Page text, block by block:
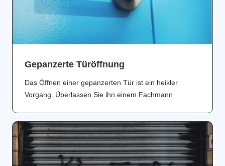
Gepanzerte Türöffnung
Das Öffnen einer gepanzerten Tür ist ein heikler
Vorgang. Überlassen Sie ihn einem Fachmann